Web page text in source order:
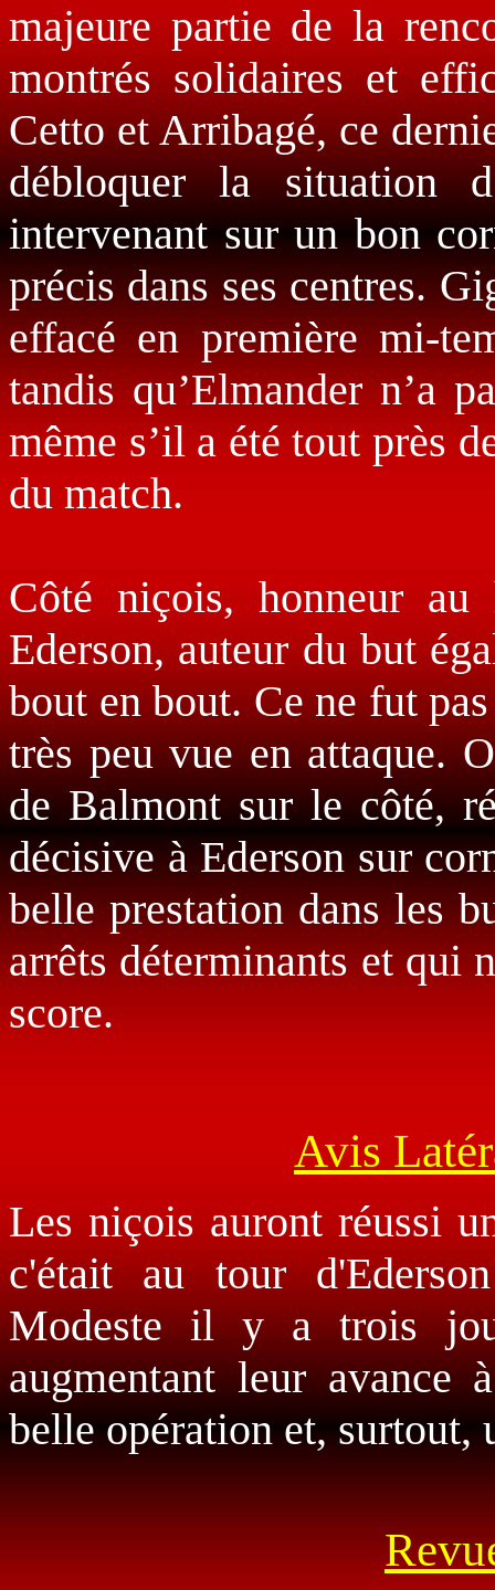
majeure partie de la
montrés solidaires et
Cetto et Arribagé, ce
débloquer la situation
intervenant sur un bon
précis dans ses centres.
effacé en première mi-
tandis qu’Elmander n’a
même s’il a été tout près
du match.
Côté niçois, honneur au
Ederson, auteur du but
bout en bout. Ce ne fut
très peu vue en attaque.
de Balmont sur le côté,
décisive à Ederson sur
belle prestation dans les
arrêts déterminants et qui
score.
Avis
Les niçois auront réussi
c'était au tour
Modeste il y a trois
augmentant leur avance
belle opération et, surtout,